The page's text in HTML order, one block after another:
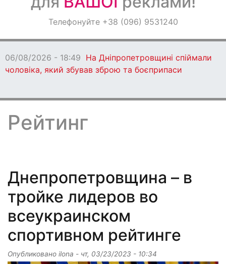
ОголошенняТелефонуйте +38 (096) 9531240
06/08/2026 - 18:47
бив по
Рейтинг
Днепропетровщина – в
тройке лидеров во
всеукраинском
спортивном рейтинге
Опубликовано ilona - чт, 03/23/2023 - 10:34